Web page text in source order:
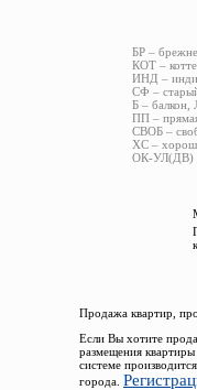
БР –
КОТ –
ИНД –
СФ –
Б – балкон,
ПП –
СВОБ –
ХС –
ОК-УЛ(ДВ)
Продажа квартир,
Если Вы хотите
размещения
системе
города.